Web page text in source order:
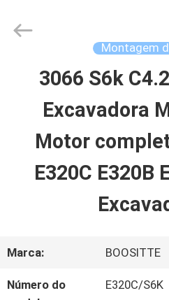
CASA
PRODUTOS
VÍDEOS
Hopson
Machinery
Montagem
3066 S6k
Excavadora
Motor
E320C E320B
Marca: BOOSITTE
Número do
E320C/S6K